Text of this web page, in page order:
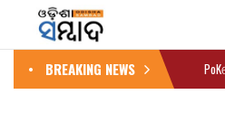
BREAKING NEWS